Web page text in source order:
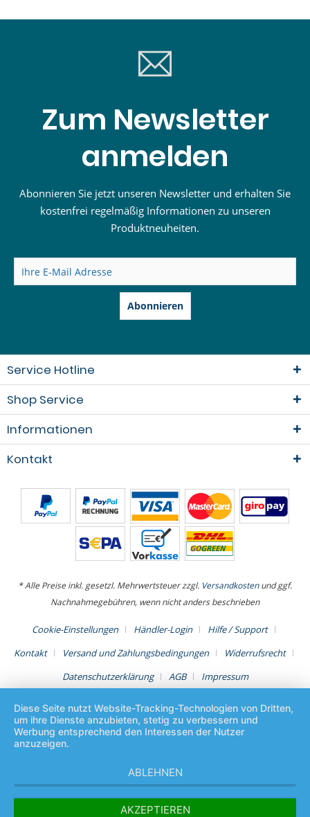
Zum Newsletter
anmelden
Abonnieren Sie jetzt unseren Newsletter und erhalten Sie
kostenfrei regelmäßig Informationen zu unseren
Produktneuheiten.
Abonnieren
Service Hotline
Shop Service
Informationen
Kontakt
* Alle Preise inkl. gesetzl. Mehrwertsteuer zzgl. Versandkostenund ggf.
Nachnahmegebühren, wenn nicht anders beschrieben
Cookie-Einstellungen Händler-Login
Hilfe / Support
Kontakt
Versand und Zahlungsbedingungen
Widerrufsrecht
Datenschutzerklärung
AGB Impressum
Diese Seite nutzt Website-Tracking-Technologien von Dritten,
um ihre Dienste anzubieten, stetig zu verbessern und
Werbung entsprechend den Interessen der Nutzer
anzuzeigen.
ABLEHNEN
AKZEPTIEREN